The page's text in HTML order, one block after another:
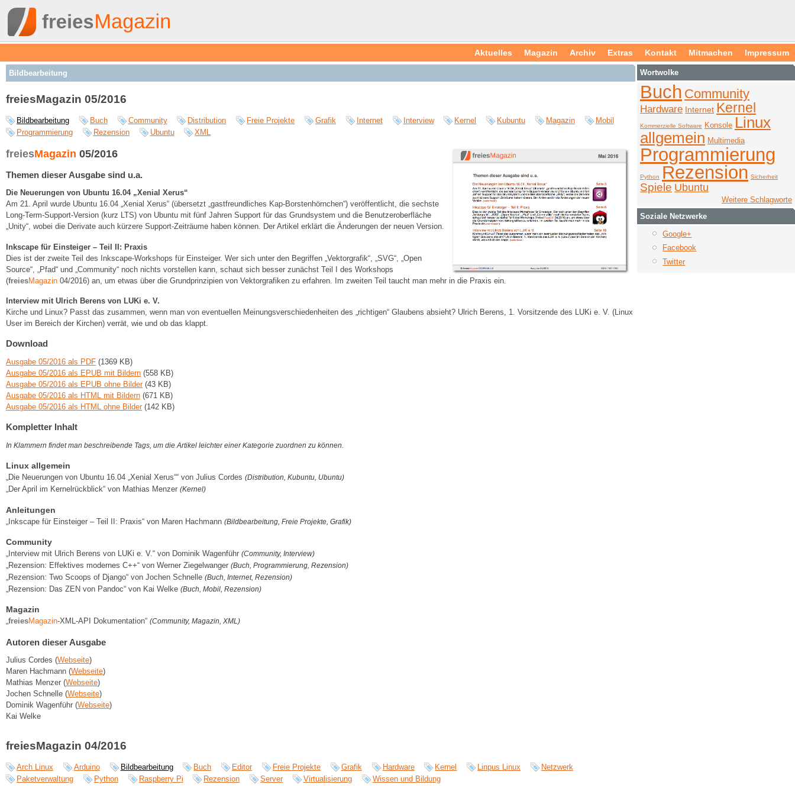
Aktuelles Magazin Archiv Extras Kontakt Mitmachen Impressum
Bildbearbeitung
freiesMagazin 05/2016
Bildbearbeitung Buch Community Distribution Freie Projekte Grafik Internet Interview Kernel Kubuntu Magazin
Mobil
Programmierung
Rezension Ubuntu XML
freiesMagazin 05/2016
Themen dieser Ausgabe sind u.a.
Die Neuerungen von Ubuntu 16.04 „Xenial Xerus“
Am 21. April wurde Ubuntu 16.04 „Xenial Xerus“ (übersetzt „gastfreundliches Kap-Borstenhörnchen“) veröffentlicht, die sechste
Long-Term-Support-Version (kurz LTS) von Ubuntu mit fünf Jahren Support für das Grundsystem und die Benutzeroberfläche
„Unity“, wobei die Derivate auch kürzere Support-Zeiträume haben können. Der Artikel erklärt die Änderungen der neuen Version.
Inkscape für Einsteiger – Teil II: Praxis
Dies ist der zweite Teil des Inkscape-Workshops für Einsteiger. Wer sich unter den Begriffen „Vektorgrafik“, „SVG“, „Open
Source“, „Pfad“ und „Community“ noch nichts vorstellen kann, schaut sich besser zunächst Teil I des Workshops
(freiesMagazin 04/2016) an, um etwas über die Grundprinzipien von Vektorgrafiken zu erfahren. Im zweiten Teil taucht man mehr in die Praxis ein.
Interview mit Ulrich Berens von LUKi e. V.
Kirche und Linux? Passt das zusammen, wenn man von eventuellen Meinungsverschiedenheiten des „richtigen“ Glaubens absieht? Ulrich Berens, 1. Vorsitzende des LUKi e. V. (Linux
User im Bereich der Kirchen) verrät, wie und ob das klappt.
Download
Ausgabe 05/2016 als PDF (1369 KB)
Ausgabe 05/2016 als EPUB mit Bildern (558 KB)
Ausgabe 05/2016 als EPUB ohne Bilder(43 KB)
Ausgabe 05/2016 als HTML mit Bildern (671 KB)
Ausgabe 05/2016 als HTML ohne Bilder(142 KB)
Kompletter Inhalt
In Klammern findet man beschreibende Tags, um die Artikel leichter einer Kategorie zuordnen zu können.
Linux allgemein
„Die Neuerungen von Ubuntu 16.04 „Xenial Xerus““ von Julius Cordes (Distribution, Kubuntu, Ubuntu)
„Der April im Kernelrückblick“ von Mathias Menzer (Kernel)
Anleitungen
„Inkscape für Einsteiger – Teil II: Praxis“ von Maren Hachmann (Bildbearbeitung, Freie Projekte, Grafik)
Community
„Interview mit Ulrich Berens von LUKi e. V.“ von Dominik Wagenführ (Community, Interview)
„Rezension: Effektives modernes C++“ von Werner Ziegelwanger (Buch, Programmierung, Rezension)
„Rezension: Two Scoops of Django“ von Jochen Schnelle (Buch, Internet, Rezension)
„Rezension: Das ZEN von Pandoc“ von Kai Welke (Buch, Mobil, Rezension)
Magazin
„freiesMagazin-XML-API Dokumentation“ (Community, Magazin, XML)
Autoren dieser Ausgabe
Julius Cordes (Webseite)
Maren Hachmann (Webseite)
Mathias Menzer (Webseite)
Jochen Schnelle (Webseite)
Dominik Wagenführ (Webseite)
Kai Welke
freiesMagazin 04/2016
Arch Linux Arduino Bildbearbeitung Buch Editor Freie Projekte Grafik Hardware Kernel Linpus Linux
Netzwerk
Paketverwaltung
Python Raspberry Pi Rezension Server Virtualisierung Wissen und Bildung
Wortwolke
Buch Community
Hardware Internet Kernel
Kommerzielle Software Konsole Linux
allgemein Multimedia
Programmierung
Python Rezension Sicherheit
Spiele Ubuntu
Weitere Schlagworte
Soziale Netzwerke
Google+
Facebook
Twitter